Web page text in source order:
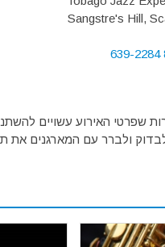
האירוע עשויים
ולברר עם המארגנים את